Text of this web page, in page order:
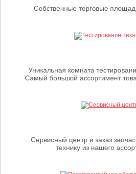
Собственные торговые
Уникальная комната
Самый большой ассортимент
Сервисный центр и заказ
технику из нашего